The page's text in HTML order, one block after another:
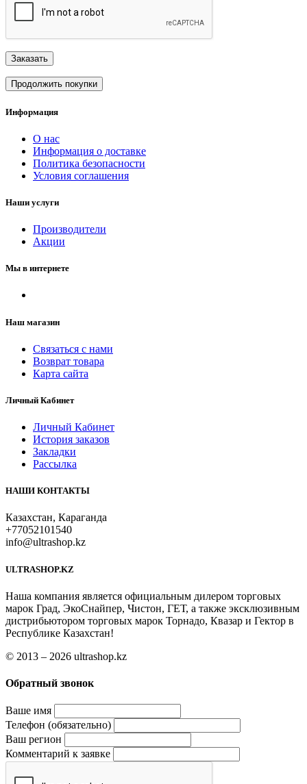
Заказать
Продолжить покупки
Информация
О нас
Информация о доставке
Политика безопасности
Условия соглашения
Наши услуги
Производители
Акции
Мы в интернете
Наш магазин
Связаться с нами
Возврат товара
Карта сайта
Личный Кабинет
Личный Кабинет
История заказов
Закладки
Рассылка
НАШИ КОНТАКТЫ
Казахстан, Караганда
+77052101540
info@ultrashop.kz
ULTRASHOP.KZ
Наша компания является официальным дилером торговых
марок Град, ЭкоСнайпер, Чистон, ГЕТ, а также эксклюзивным
дистрибьютором торговых марок Торнадо, Квазар и Гектор в
Республике Казахстан!
© 2013 – 2026 ultrashop.kz
Обратный звонок
Ваше имя
Телефон (обязательно)
Ваш регион
Комментарий к заявке